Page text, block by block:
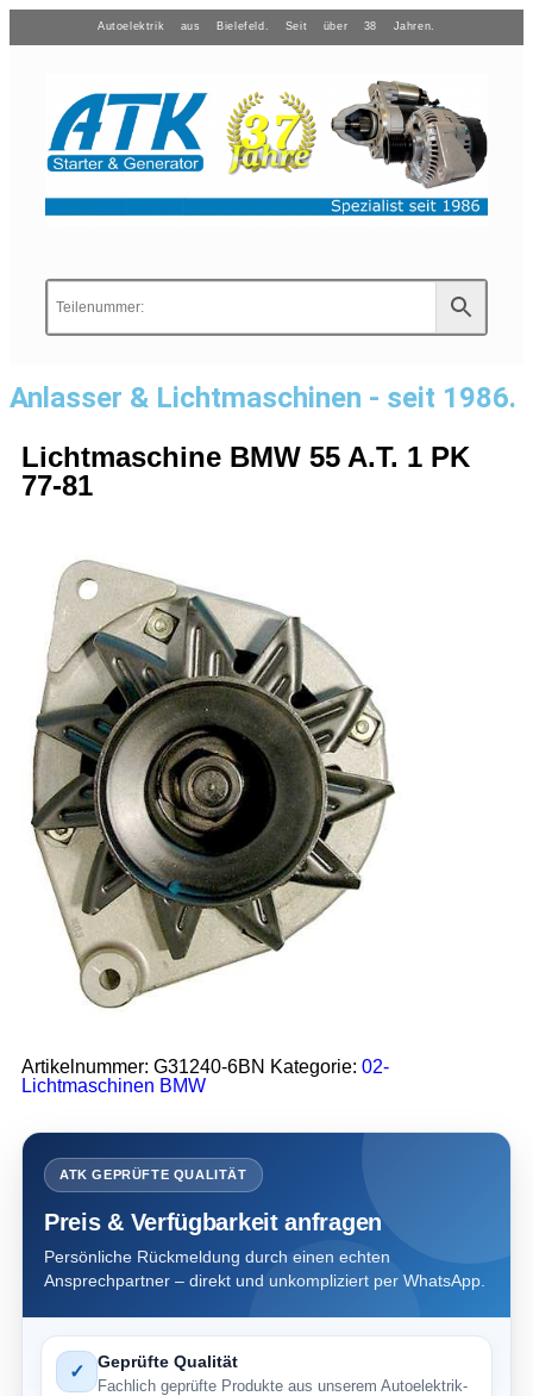
Autoelektrik aus Bielefeld. Seit über 38 Jahren.
Anlasser & Lichtmaschinen - seit 1986.
Lichtmaschine BMW 55 A.T. 1 PK
77-81
Artikelnummer: G31240-6BN Kategorie: 02-
Lichtmaschinen BMW
ATK GEPRÜFTE QUALITÄT
Preis & Verfügbarkeit anfragen
Persönliche Rückmeldung durch einen echten
Ansprechpartner – direkt und unkompliziert per WhatsApp.
✓ Geprüfte Qualität
Fachlich geprüfte Produkte aus unserem Autoelektrik-